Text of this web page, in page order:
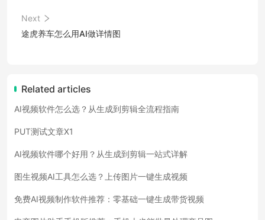
Next
途虎养车怎么用AI做详情图
Related articles
AI视频软件怎么选？从生成到剪辑全流程指南
PUT测试文章X1
AI视频软件哪个好用？从生成到剪辑一站式详解
图生视频AI工具怎么选？上传图片一键生成视频
免费AI视频制作软件推荐：零基础一键生成带货视频